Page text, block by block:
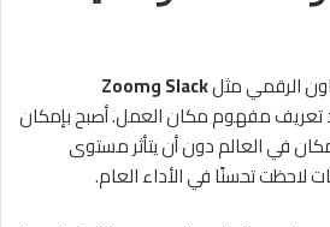
الرقمي مثل
Slack وZoom
تعريف مفهوم مكان العمل. أصبح بإمكان
في العالم دون أن يتأثر مستوى
لاحظت تحسنًا في الأداء العام.